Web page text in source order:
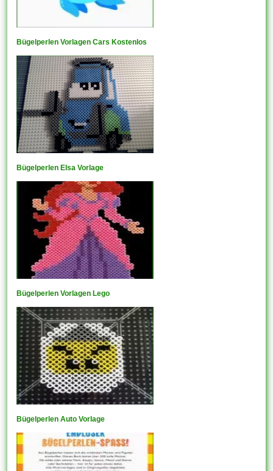
Bügelperlen Vorlagen Cars Kostenlos
Bügelperlen Elsa Vorlage
Bügelperlen Vorlagen Lego
Bügelperlen Auto Vorlage